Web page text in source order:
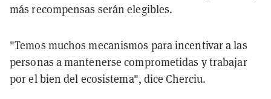
más recompensas serán elegibles.
"Temos muchos mecanismos para incentivar a las
personas a mantenerse comprometidas y trabajar
por el bien del ecosistema", dice Cherciu.